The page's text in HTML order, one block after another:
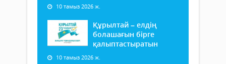
10 тамыз 2026 ж.
Құрылтай – елдің
болашағын бірге
қалыптастыратын
10 тамыз 2026 ж.